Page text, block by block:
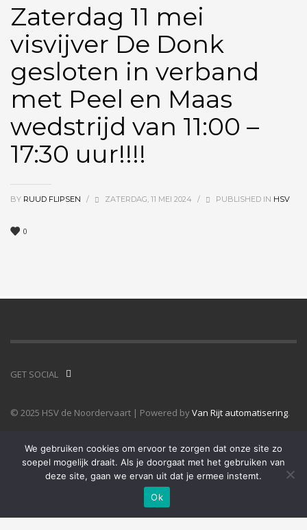
Zaterdag 11 mei
visvijver De Donk
gesloten in verband
met Peel en Maas
wedstrijd van 11:00 –
17:30 uur!!!!
BY RUUD FLIPSEN / ZATERDAG, 11 MEI 2024 / PUBLISHED IN HSV
0
GET SOCIAL
© 2025 HSV de Noordervaart | Powered byVan Rijt automatisering.
We gebruiken cookies om ervoor te zorgen dat onze site zo
soepel mogelijk draait. Als je doorgaat met het gebruiken van
deze site, gaan we ervan uit dat je ermee instemt.
Ok